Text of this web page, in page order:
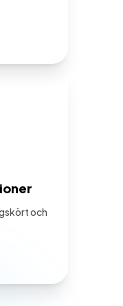
och